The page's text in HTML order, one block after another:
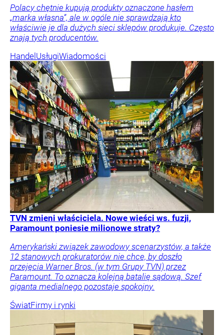
Polacy chętnie kupują produkty oznaczone hasłem
„marka własna”, ale w ogóle nie sprawdzają kto
właściwie je dla dużych sieci sklepów produkuje. Często
znają tych producentów.
Handel UsługiWiadomości
TVN zmieni właściciela. Nowe wieści ws. fuzji,
Paramount poniesie milionowe straty?
Amerykański związek zawodowy scenarzystów, a także
12 stanowych prokuratorów nie chce, by doszło
przejęcia Warner Bros. (w tym Grupy TVN) przez
Paramount. To oznacza kolejną batalię sądową. Szef
giganta medialnego pozostaje spokojny.
ŚwiatFirmy i rynki